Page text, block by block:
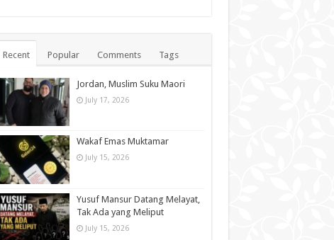
Recent Popular Comments Tags
Jordan, Muslim Suku Maori
July 17, 2026
Wakaf Emas Muktamar
July 15, 2026
Yusuf Mansur Datang Melayat,
Tak Ada yang Meliput
July 15, 2026